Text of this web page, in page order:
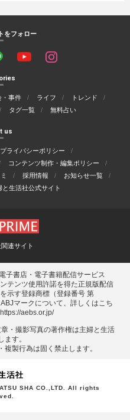
をフォロー
・事件 ライフ
トレンド
タグ一覧 無料占い
us
プライバシーポリシー
コンテンツ制作・編集ポリシー
採用情報
お知らせ一覧
と生活社公式サイト
連サイト
子書店・電子書籍配信サービス
テンツ使用許諾を得た正規版配信
示す登録商標（登録番号 第
マークについて、詳しくはこち
https://aebs.or.jp/
・撮影写真の著作権は主婦と⽣活
ます。
製⾏為は固く禁⽌します。
SHA CO.,LTD. All rights